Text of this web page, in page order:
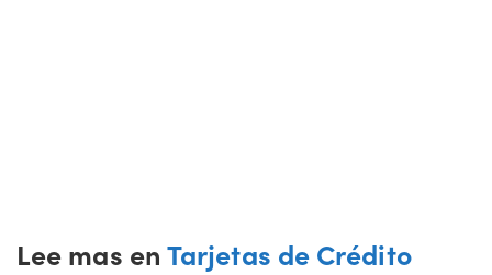
Lee mas en Tarjetas de Crédito